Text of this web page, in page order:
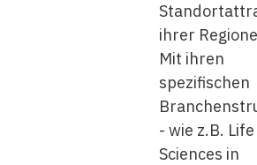
ihrer
Mit ihren
spezifischen
- wie z.B. Life
Sciences in